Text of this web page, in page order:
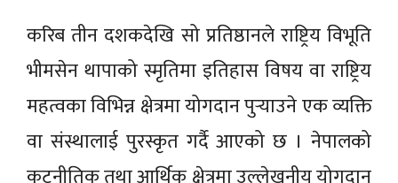
करिब तीन दशकदेखि सो प्रतिष्ठानले राष्ट्रिय विभूति
भीमसेन थापाको स्मृतिमा इतिहास विषय वा राष्ट्रिय
महत्वका विभिन्न क्षेत्रमा योगदान पुर्‍याउने एक व्यक्ति
वा संस्थालाई पुरस्कृत गर्दै आएको छ । नेपालको